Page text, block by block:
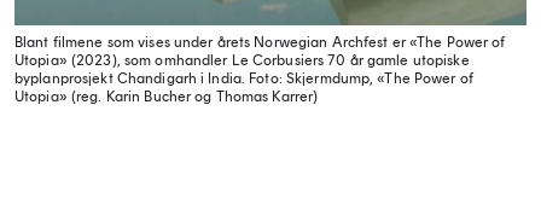
Blant filmene som vises under årets Norwegian Archfest er «The Power of
Utopia» (2023), som omhandler Le Corbusiers 70 år gamle utopiske
byplanprosjekt Chandigarh i India. Foto: Skjermdump, «The Power of
Utopia» (reg. Karin Bucher og Thomas Karrer)